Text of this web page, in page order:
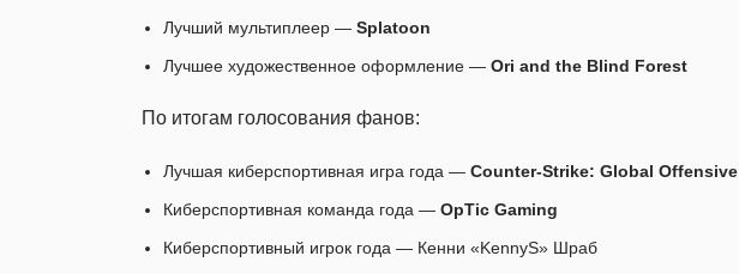
Лучший мультиплеер — Splatoon
Лучшее художественное оформление — Ori and the Blind Forest
По итогам голосования фанов:
Лучшая киберспортивная игра года — Counter-Strike: Global Offensive
Киберспортивная команда года — OpTic Gaming
Киберспортивный игрок года — Кенни «KennyS» Шраб